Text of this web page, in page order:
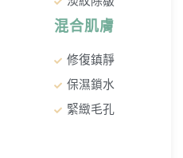
混合肌膚
修復鎮靜
保濕鎖水
緊緻毛孔